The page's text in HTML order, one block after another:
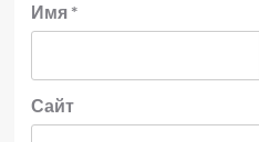
Имя *
Сайт